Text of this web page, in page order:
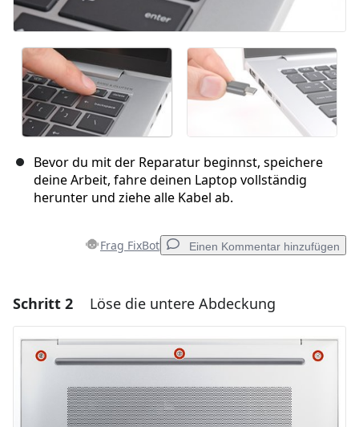
Bevor du mit der Reparatur beginnst, speichere
deine Arbeit, fahre deinen Laptop vollständig
herunter und ziehe alle Kabel ab.
Frag FixBot Einen Kommentar hinzufügen
Einen Kommentar hinzufügen
Kommentar hinzufügen
Abbrechen Kommentieren
Schritt 2 Löse die untere Abdeckung